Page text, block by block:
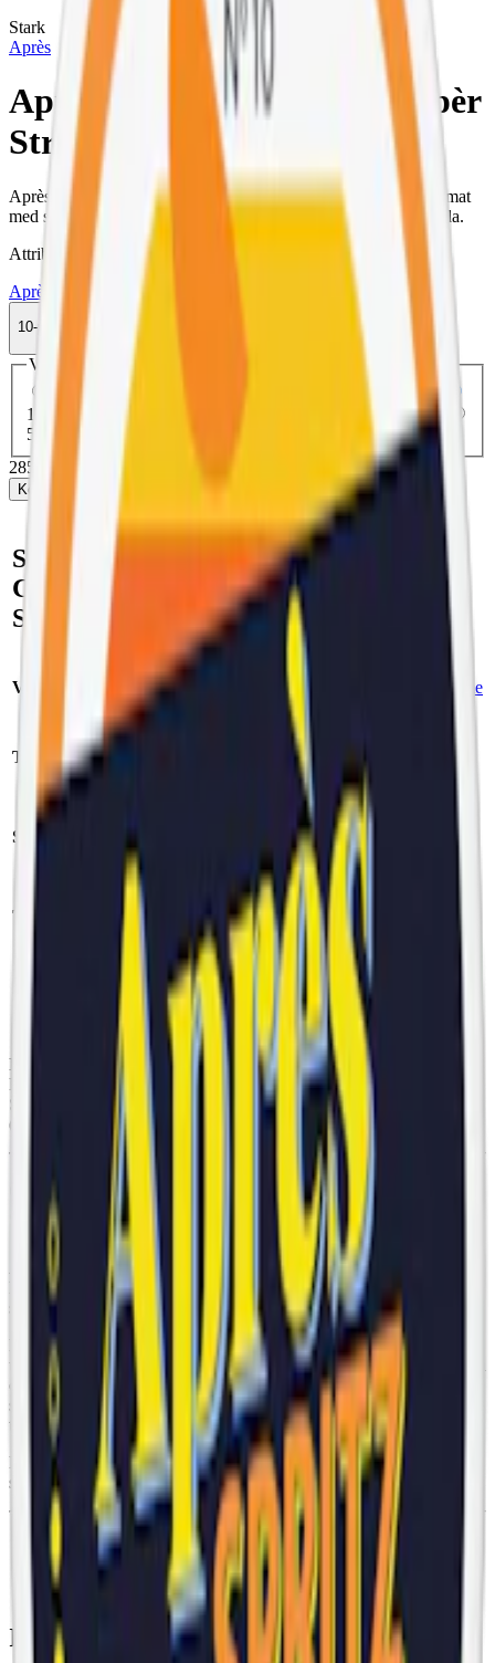
Stark
Après
Après No.9 Cactus Lime Hypèr
Strong
Après No.9 Cactus Lime Hypèr Strong är ett vitt snus i slimformat
med smak av kaktus och lime. Innehåller 11 mg nikotin per prilla.
Attribut
Après
Citrus Stark
10-pack
285,50 kr
Köp
Välj antal dosor
1-pack
33,50 kr 142,50 kr28,50 kr /st
10-pack 285,50 kr 850,50 kr28,35 kr/st
50-pack
1 402,50 kr
285,50 kr
10-pack
Köp
Snabb fakta om Après No.9
Cactus Lime Hypèr Strong
Slim Vitt Snus
Varumärke: Après /lime
Tillverkare:Après Nicotine AB
Format/storlek:
slim
Styrka: starkt vitt snus
Antal prillor:
20
st
Torrhet: normal
Nikotin per
vitt snus
Nettovikt per
dosa:
Ingredienser:
Fyllnadsmedel (E460), Vatten, Växtfiber,
Förtjockingsmedel (E401), Aromer, Stabiliseringsmedel (E415),
Salt, Surhetsreglerande Medel (E501), Nikotin, Sötningsmedel
(E950).
Om Après No.9 Cactus Lime Hypèr
Strong
Après No.9 Cactus Lime Hypèr Strong är ettvitt snus
kaktus och lime, vilket gör att den skiljer sig från mer traditionella
smakinriktningar.
Prillorna har
slimformat
och normal torrhet, vilket gör dem bekväma
under läppen utan att rinna. Nikotinstyrkan ligger på 11 mg per prilla
och klassar den som ett
starkt vitt snus
och passar användare som
söker en kraftfull produkt. En dosa innehåller 20 prillor och har en
totalvikt på 11 gram.
Produkten tillverkas av Après Nicotine AB och finns i flera olika
styrkor.
Information om varumärket Après